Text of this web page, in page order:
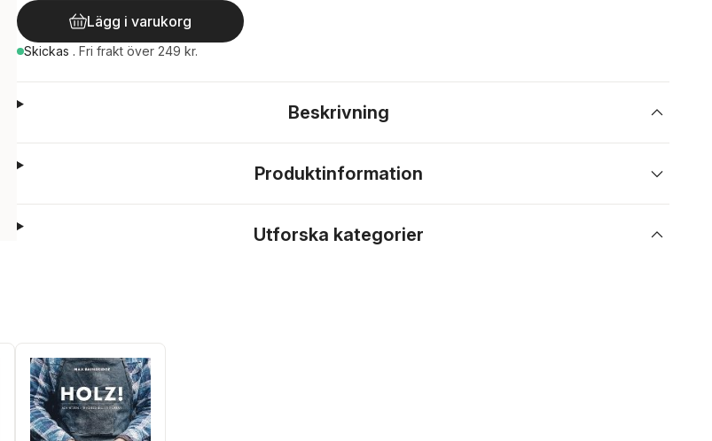
Lägg i varukorg
Skickas . Fri frakt över 249 kr.
Beskrivning
Produktinformation
Utforska kategorier